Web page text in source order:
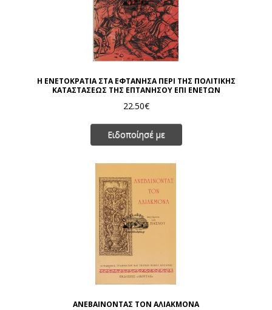
Η ΕΝΕΤΟΚΡΑΤΙΑ ΣΤΑ ΕΦΤΑΝΗΣΑ ΠΕΡΙ ΤΗΣ ΠΟΛΙΤΙΚΗΣ
ΚΑΤΑΣΤΑΣΕΩΣ ΤΗΣ ΕΠΤΑΝΗΣΟΥ ΕΠΙ ΕΝΕΤΩΝ
22.50€
Ειδοποίησέ με
ΑΝΕΒΑΙΝΟΝΤΑΣ ΤΟΝ ΑΛΙΑΚΜΟΝΑ